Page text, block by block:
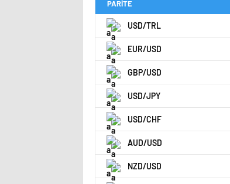
PARİTE
USD/TRL
EUR/USD
GBP/USD
USD/JPY
USD/CHF
AUD/USD
NZD/USD